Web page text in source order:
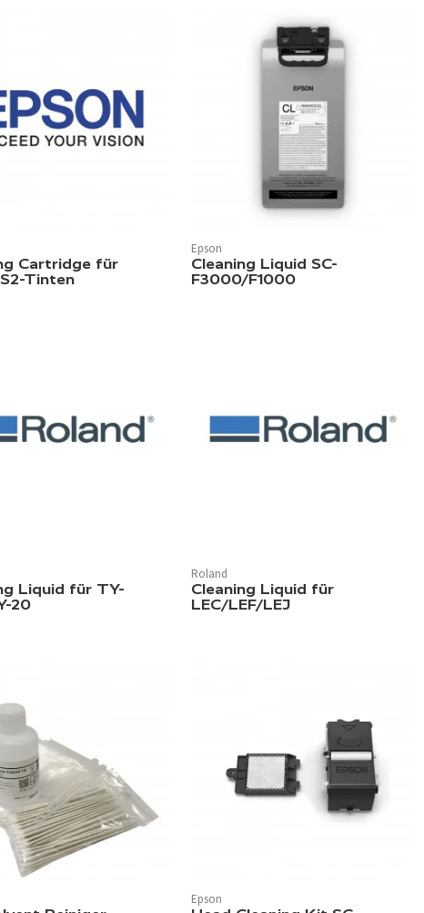
verfügbar.
Cartridge für
Tinten
Epson
Cleaning Liquid SC-
F3000/F1000
Liquid für TY-
20
Roland
Cleaning Liquid für
LEC/LEF/LEJ
Epson